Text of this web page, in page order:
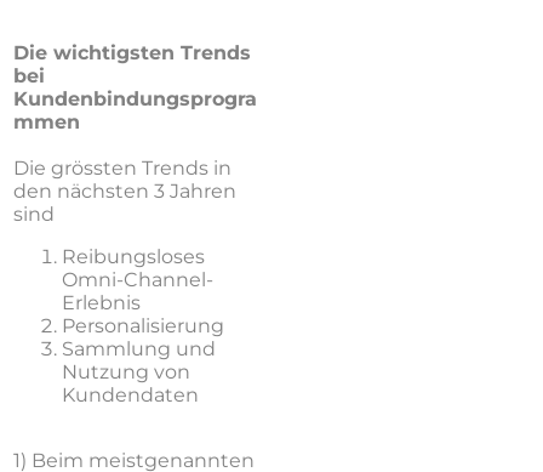
Die wichtigsten Trends
bei
Kundenbindungsprogra
mmen
Die grössten Trends in
den nächsten 3 Jahren
sind
Reibungsloses
Omni-Channel-
Erlebnis
Personalisierung
Sammlung und
Nutzung von
Kundendaten
1) Beim meistgenannten